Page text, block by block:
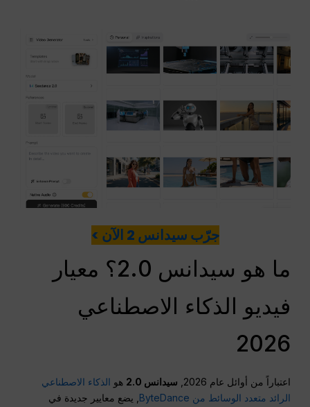
جرّب سيدانس 2 الآن >
ما هو سيدانس 2.0؟ معيار
فيديو الذكاء الاصطناعي
2026
اعتباراً من أوائل عام 2026, سيدانس 2.0 هو الذكاء الاصطناعي
الرائد متعدد الوسائط من ByteDance
, يضع معايير جديدة في